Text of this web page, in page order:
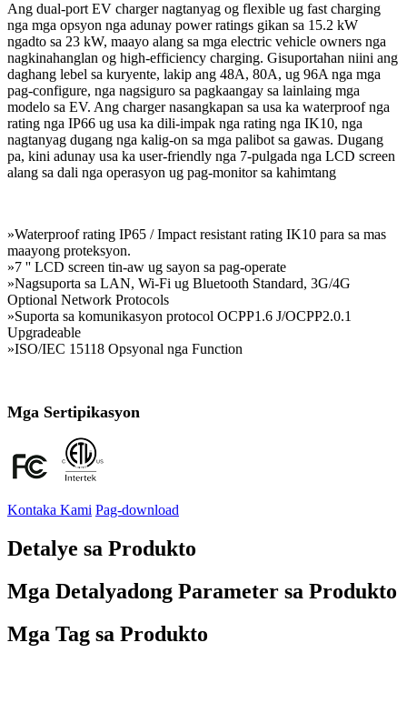
Ang dual-port EV charger nagtanyag og flexible ug fast charging
nga mga opsyon nga adunay power ratings gikan sa 15.2 kW
ngadto sa 23 kW, maayo alang sa mga electric vehicle owners nga
nagkinahanglan og high-efficiency charging. Gisuportahan niini ang
daghang lebel sa kuryente, lakip ang 48A, 80A, ug 96A nga mga
pag-configure, nga nagsiguro sa pagkaangay sa lainlaing mga
modelo sa EV. Ang charger nasangkapan sa usa ka waterproof nga
rating nga IP66 ug usa ka dili-impak nga rating nga IK10, nga
nagtanyag dugang nga kalig-on sa mga palibot sa gawas. Dugang
pa, kini adunay usa ka user-friendly nga 7-pulgada nga LCD screen
alang sa dali nga operasyon ug pag-monitor sa kahimtang
»Waterproof rating IP65 / Impact resistant rating IK10 para sa mas
maayong proteksyon.
»7 '' LCD screen tin-aw ug sayon ​​sa pag-operate
»Nagsuporta sa LAN, Wi-Fi ug Bluetooth Standard, 3G/4G
Optional Network Protocols
»Suporta sa komunikasyon protocol OCPP1.6 J/OCPP2.0.1
Upgradeable
»ISO/IEC 15118 Opsyonal nga Function
Mga Sertipikasyon
Kontaka Kami Pag-download
Detalye sa Produkto
Mga Detalyadong Parameter sa Produkto
Mga Tag sa Produkto